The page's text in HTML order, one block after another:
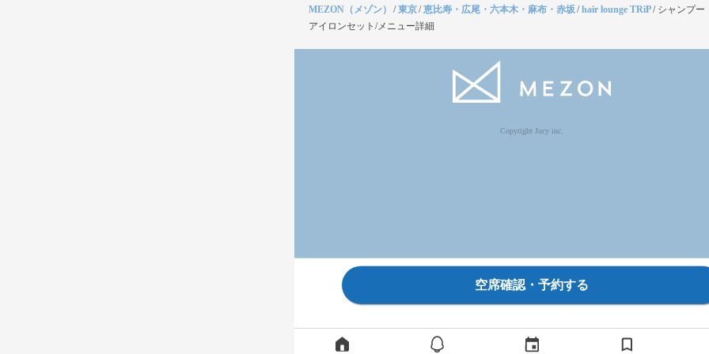
MEZON（メゾン） /東京/恵比寿・広尾・六本木・麻布・赤坂/hair lounge TRiP/ シャンプー
アイロンセット/メニュー詳細
Copyright Jocy inc.
空席確認・予約する